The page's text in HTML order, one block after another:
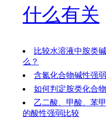
什么有关
比较水溶液中胺类
么？
含氮化合物碱性强
如何判定胺类化合
乙二酸、甲酸、苯
的酸性强弱比较